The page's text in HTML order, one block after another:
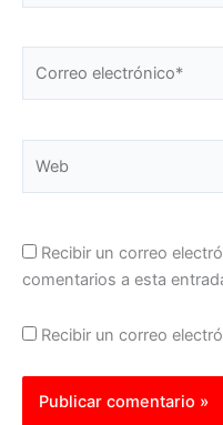
Recibir un correo
comentarios a esta
Recibir un correo